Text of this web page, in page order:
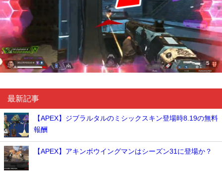
最新記事
【APEX】ジブラルタルのミシックスキン登場時8.19の無料
報酬
【APEX】アキンボウイングマンはシーズン31に登場か？